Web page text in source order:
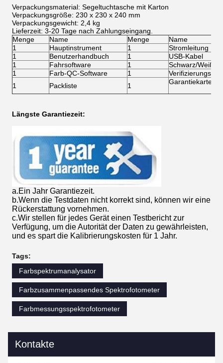
Verpackungsmaterial: Segeltuchtasche mit Karton
Verpackungsgröße: 230 x 230 x 240 mm
Verpackungsgewicht: 2,4 kg
Lieferzeit: 3-20 Tage nach Zahlungseingang.
Menge
Name Menge
Name
1
Hauptinstrument 1
Stromleitung
1
Benutzerhandbuch 1
USB-Kabel
1
Fahrsoftware 1
Schwarz/Weiß-
1
Farb-QC-Software 1
1
Packliste 1 Garantiekarte
Längste Garantiezeit:
a.Ein Jahr Garantiezeit.
b.Wenn die Testdaten nicht korrekt sind, können wir eine
Rückerstattung vornehmen.
c.Wir stellen für jedes Gerät einen Testbericht zur
Verfügung, um die Autorität der Daten zu gewährleisten,
und es spart die Kalibrierungskosten für 1 Jahr.
Tags:
Farbspektrumanalysator
Farbzusammenpassendes Spektrofotometer
Farbmessungsspektrofotometer
Kontakte